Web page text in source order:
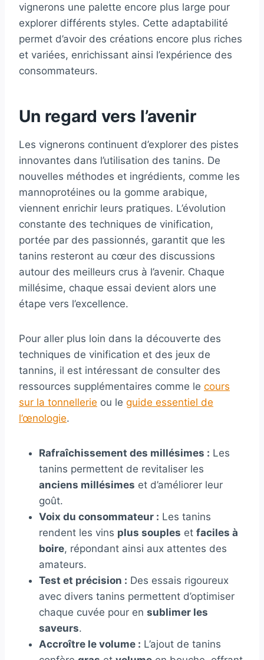
vignerons une palette encore plus large pour
explorer différents styles. Cette adaptabilité
permet d’avoir des créations encore plus riches
et variées, enrichissant ainsi l’expérience des
consommateurs.
Un regard vers l’avenir
Les vignerons continuent d’explorer des pistes
innovantes dans l’utilisation des tanins. De
nouvelles méthodes et ingrédients, comme les
mannoprotéines ou la gomme arabique,
viennent enrichir leurs pratiques. L’évolution
constante des techniques de vinification,
portée par des passionnés, garantit que les
tanins resteront au cœur des discussions
autour des meilleurs crus à l’avenir. Chaque
millésime, chaque essai devient alors une
étape vers l’excellence.
Pour aller plus loin dans la découverte des
techniques de vinification et des jeux de
tannins, il est intéressant de consulter des
ressources supplémentaires comme le cours
sur la tonnellerie ou le guide essentiel de
l’œnologie.
Rafraîchissement des millésimes : Les
tanins permettent de revitaliser les
anciens millésimes et d’améliorer leur
goût.
Voix du consommateur : Les tanins
rendent les vins plus souples et faciles à
boire, répondant ainsi aux attentes des
amateurs.
Test et précision : Des essais rigoureux
avec divers tanins permettent d’optimiser
chaque cuvée pour en sublimer les
saveurs.
Accroître le volume : L’ajout de tanins